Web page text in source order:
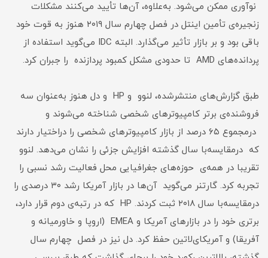
نوآوری ممکن می‌شود. به‌علاوه، آن‌ها تأیید می‌کنند مشکلات
زنجیره‌ی تأمین اینتل در فصل چهارم سال ۲۰۱۹ هنوز به قوت خود
باقی بود و بر بازار تأثیر می‌گذارد. البته IDC می‌گوید استفاده از
پردانده‌های AMD تا حدودی مشکل کمبود پردازنده را جبران کرد.
طبق گزارش‌های منتشرشده، لنوو و HP و دل هنوز به‌عنوان سه
فروشنده‌ی برتر کامپیوترهای شخصی شناخته می‌شوند و
درمجموع ۶۵ درصد از بازار کامپیوترهای شخصی را دراختیار دارند
که درمقایسه‌با سال گذشته افزایش جزئی را نشان می‌دهد. لنوو
تقریبا در همه‌ی حوزه‌های جغرافیایی محل فعالیت رشد نسبی را
تجربه کرد. گارتنر می‌گوید آن‌ها در بازار آمریکا رشد ۳۰ درصدی را
درمقایسه‌با سال ۲۰۱۸ ثبت کردند. HP که در رتبه‌ی دوم قرار دارد،
برتری خود را در بازارهای آمریکا و EMEA (اروپا و خاورمیانه و
آفریقا) و آمریکای‌لاتین حفظ کرد. دل نیز در فصل چهارم سال